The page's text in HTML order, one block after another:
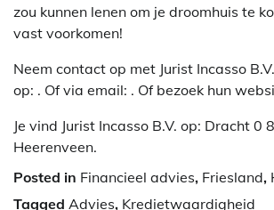
zou kunnen lenen om je droomhuis te
vast voorkomen!
Neem contact op met Jurist Incasso
op: . Of via email: . Of bezoek hun
Je vind Jurist Incasso B.V. op: Dracht 0
Heerenveen.
Posted in Financieel advies, Friesland,
Tagged Advies, Kredietwaardigheid